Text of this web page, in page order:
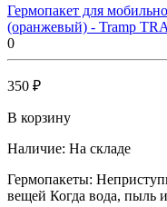
Гермопакет для
(оранжевый) - Tramp
0
350 ₽
В корзину
Наличие: На складе
Гермопакеты:
вещей Когда вода, пыль